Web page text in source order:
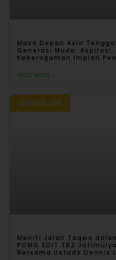
Masa Depan Asia
Generasi Muda:
Keberagaman Impian
READ MORE »
DENNIS LIM
Meniti Jalan Taqwa
POMG SDIT TBZ
Bersama Ustadz Dennis